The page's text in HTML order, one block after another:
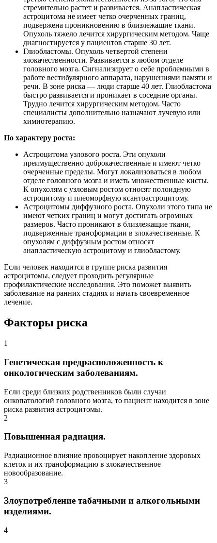
стремительно растет и развивается. Анапластическая
астроцитома не имеет четко очерченных границ,
подвержена проникновению в близлежащие ткани.
Опухоль тяжело лечится хирургическим методом. Чаще
диагностируется у пациентов старше 30 лет.
Глиобластомы. Опухоль четвертой степени
злокачественности. Развивается в любом отделе
головного мозга. Сигнализирует о себе проблемными в
работе вестибулярного аппарата, нарушениями памяти и
речи. В зоне риска — люди старше 40 лет. Глиобластома
быстро развивается и проникает в соседние органы.
Трудно лечится хирургическим методом. Часто
специалисты дополнительно назначают лучевую или
химиотерапию.
По характеру роста:
Астроцитома узлового роста. Эти опухоли
преимущественно доброкачественные и имеют четко
очерченные пределы. Могут локализоваться в любом
отделе головного мозга и иметь множественные кисты.
К опухолям с узловым ростом относят полоидную
астроцитому и плеоморфную ксантоастроцитому.
Астроцитомы диффузного роста. Опухоли этого типа не
имеют четких границ и могут достигать огромных
размеров. Часто проникают в близлежащие ткани,
подверженные трансформации в злокачественные. К
опухолям с диффузным ростом относят
анапластическую астроцитому и глиобластому.
Если человек находится в группе риска развития
астроцитомы, следует проходить регулярные
профилактические исследования. Это поможет выявить
заболевание на ранних стадиях и начать своевременное
лечение.
Факторы риска
1
Генетическая предрасположенность к
онкологическим заболеваниям.
Если среди близких родственников были случаи
онкопатологий головного мозга, то пациент находится в зоне
риска развития астроцитомы.
2
Повышенная радиация.
Радиационное влияние провоцирует накопление здоровых
клеток и их трансформацию в злокачественное
новообразование.
3
Злоупотребление табачными и алкогольными
изделиями.
4